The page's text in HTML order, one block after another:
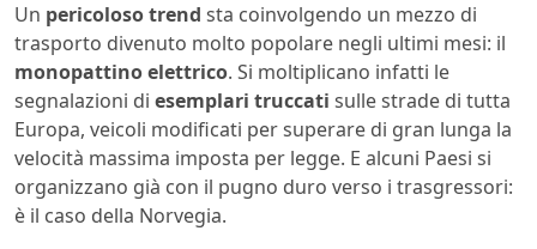
Un pericoloso trend sta coinvolgendo un mezzo di
trasporto divenuto molto popolare negli ultimi mesi: il
monopattino elettrico. Si moltiplicano infatti le
segnalazioni di esemplari truccati sulle strade di tutta
Europa, veicoli modificati per superare di gran lunga la
velocità massima imposta per legge. E alcuni Paesi si
organizzano già con il pugno duro verso i trasgressori:
è il caso della Norvegia.